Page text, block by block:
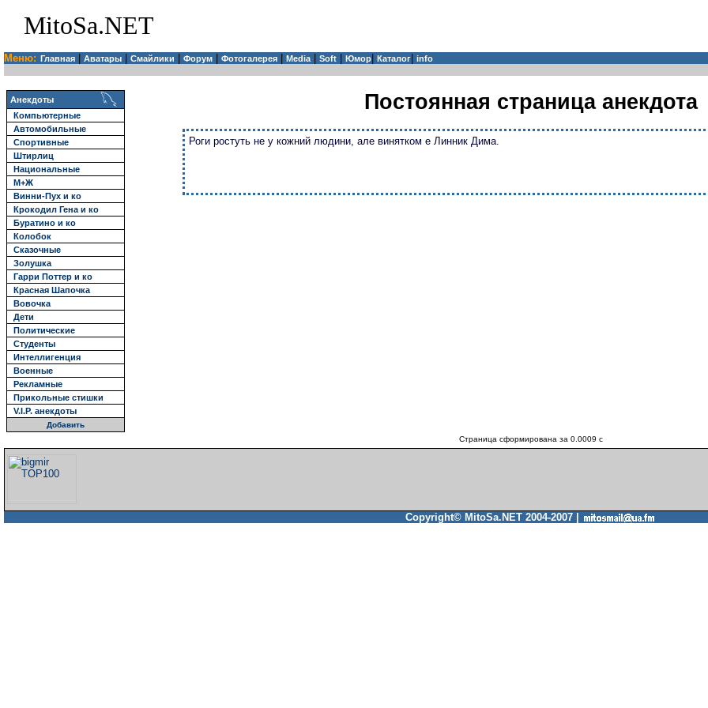
MitoSa.NET
Меню: Главная Аватары Смайлики Форум Фотогалерея Media| Soft Юмор Каталог info
Анекдоты
Компьютерные
Автомобильные
Спортивные
Штирлиц
Национальные
М+Ж
Винни-Пух и ко
Крокодил Гена и ко
Буратино и ко
Колобок
Сказочные
Золушка
Гарри Поттер и ко
Красная Шапочка
Вовочка
Дети
Политические
Студенты
Интеллигенция
Военные
Рекламные
Прикольные стишки
V.I.P. анекдоты
Добавить
Постоянная страница анекдота
Роги ростуть не у кожний людини, але винятком е Линник Дима.
Страница сформирована за 0.0009 c
Copyright© MitoSa.NET 2004-2007 |